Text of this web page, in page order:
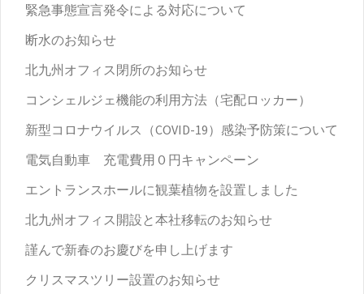
緊急事態宣言発令による対応について
断水のお知らせ
北九州オフィス閉所のお知らせ
コンシェルジェ機能の利用方法（宅配ロッカー）
新型コロナウイルス（COVID-19）感染予防策について
電気自動車 充電費用０円キャンペーン
エントランスホールに観葉植物を設置しました
北九州オフィス開設と本社移転のお知らせ
謹んで新春のお慶びを申し上げます
クリスマスツリー設置のお知らせ